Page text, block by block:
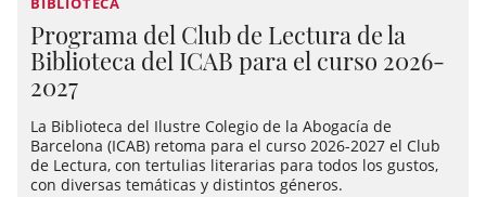
Programa del Club de Lectura de la
Biblioteca del ICAB para el curso 2026-
2027
La Biblioteca del Ilustre Colegio de la Abogacía de
Barcelona (ICAB) retoma para el curso 2026-2027 el Club
de Lectura, con tertulias literarias para todos los gustos,
con diversas temáticas y distintos géneros.